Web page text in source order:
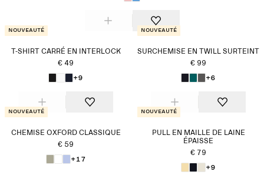
Nouveauté
T-SHIRT CARRÉ EN INTERLOCK
€ 49
+9
Nouveauté
SURCHEMISE EN TWILL SURTEINT
€ 99
+6
Nouveauté
CHEMISE OXFORD CLASSIQUE
€ 59
+17
Nouveauté
PULL EN MAILLE DE LAINE
ÉPAISSE
€ 79
+9